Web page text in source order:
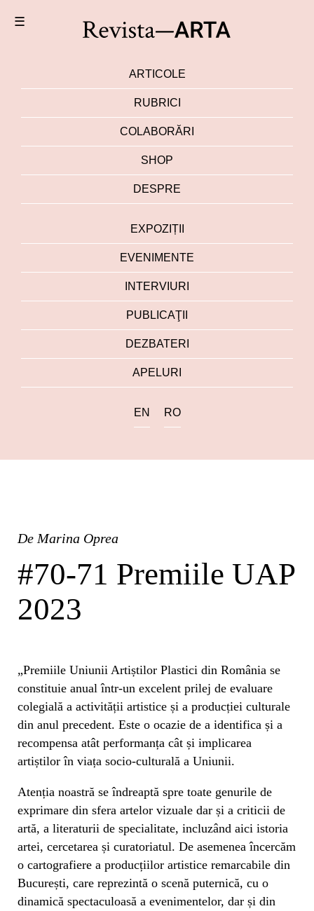
☰
ARTICOLE
RUBRICI
COLABORĂRI
SHOP
DESPRE
EXPOZIȚII
EVENIMENTE
INTERVIURI
PUBLICAŢII
DEZBATERI
APELURI
EN RO
De Marina Oprea
#70-71 Premiile UAP
2023
„Premiile Uniunii Artiștilor Plastici din România se
constituie anual într-un excelent prilej de evaluare
colegială a activității artistice și a producției culturale
din anul precedent. Este o ocazie de a identifica și a
recompensa atât performanța cât și implicarea
artiștilor în viața socio-culturală a Uniunii.
Atenția noastră se îndreaptă spre toate genurile de
exprimare din sfera artelor vizuale dar și a criticii de
artă, a literaturii de specialitate, incluzând aici istoria
artei, cercetarea și curatoriatul. De asemenea încercăm
o cartografiere a producțiilor artistice remarcabile din
București, care reprezintă o scenă puternică, cu o
dinamică spectaculoasă a evenimentelor, dar și din